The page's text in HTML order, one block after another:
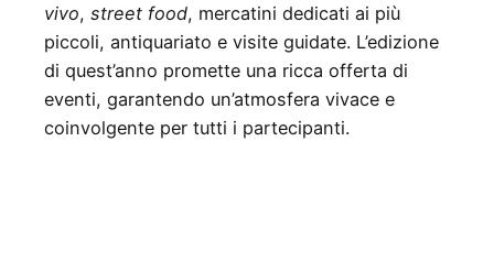
vivo, street food, mercatini dedicati ai più
piccoli, antiquariato e visite guidate. L’edizione
di quest’anno promette una ricca offerta di
eventi, garantendo un’atmosfera vivace e
coinvolgente per tutti i partecipanti.